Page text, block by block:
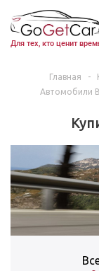
Для тех, кто ценит
Главная -
Автомобили